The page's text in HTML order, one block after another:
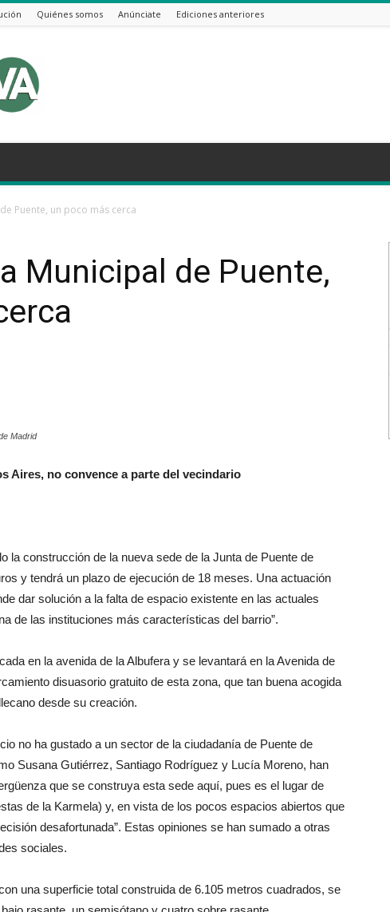
Quiénes somos Anúnciate Ediciones anteriores
Puente, un poco más cerca
Municipal de Puente,
Madrid
Aires, no convence a parte del vecindario
la construcción de la nueva sede de la Junta de Puente de
y tendrá un plazo de ejecución de 18 meses. Una actuación
dar solución a la falta de espacio existente en las actuales
de las instituciones más características del barrio”.
en la avenida de la Albufera y se levantará en la Avenida de
disuasorio gratuito de esta zona, que tan buena acogida
desde su creación.
no ha gustado a un sector de la ciudadanía de Puente de
Susana Gutiérrez, Santiago Rodríguez y Lucía Moreno, han
que se construya esta sede aquí, pues es el lugar de
de la Karmela) y, en vista de los pocos espacios abiertos que
desafortunada”. Estas opiniones se han sumado a otras
sociales.
una superficie total construida de 6.105 metros cuadrados, se